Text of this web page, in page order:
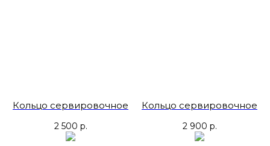
Кольцо сервировочное
2 500 р.
Кольцо сервировочное
2 900 р.